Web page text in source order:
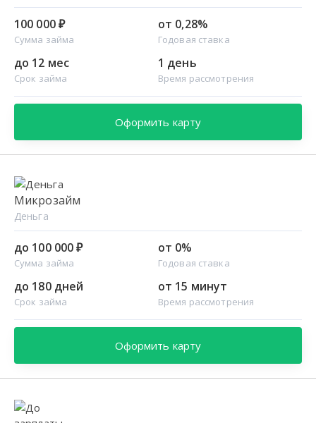
100 000 ₽
Сумма займа
от 0,28%
Годовая ставка
до 12 мес
Срок займа
1 день
Время рассмотрения
Оформить карту
Микрозайм
Деньга
до 100 000 ₽
Сумма займа
от 0%
Годовая ставка
до 180 дней
Срок займа
от 15 минут
Время рассмотрения
Оформить карту